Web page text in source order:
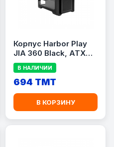
Корпус Harbor Play
JIA 360 Black, ATX
Mid Tower, без БП,
1×USB 3.0, 2×USB 2.0
В НАЛИЧИИ
694 TMT
В КОРЗИНУ